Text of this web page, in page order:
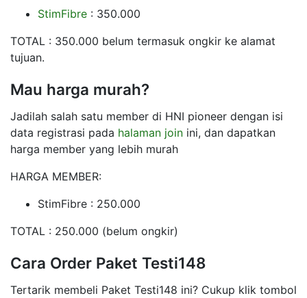
StimFibre : 350.000
TOTAL : 350.000 belum termasuk ongkir ke alamat
tujuan.
Mau harga murah?
Jadilah salah satu member di HNI pioneer dengan isi
data registrasi pada halaman join ini, dan dapatkan
harga member yang lebih murah
HARGA MEMBER:
StimFibre : 250.000
TOTAL : 250.000 (belum ongkir)
Cara Order Paket Testi148
Tertarik membeli Paket Testi148 ini? Cukup klik tombol